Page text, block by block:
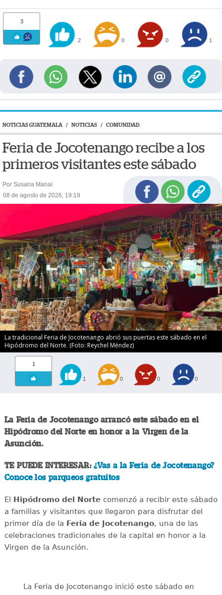
3
2 0 0 1
NOTICIAS GUATEMALA / NOTICIAS / COMUNIDAD
Feria de Jocotenango recibe a los
primeros visitantes este sábado
Por Susana Manai
08 de agosto de 2026, 19:19
La tradicional Feria de Jocotenango abrió sus puertas este sábado en el
Hipódromo del Norte. (Foto: Reychel Méndez)
1
1 0 0 0
La Feria de Jocotenango arrancó este sábado en el
Hipódromo del Norte en honor a la Virgen de la
Asunción.
TE PUEDE INTERESAR:¿Vas a la Feria de Jocotenango?
Conoce los parqueos gratuitos
El Hipódromo del Nortecomenzó a recibir este sábado
a familias y visitantes que llegaron para disfrutar del
primer día de la Feria de Jocotenango, una de las
celebraciones tradicionales de la capital en honor a la
Virgen de la Asunción.
La Feria de Jocotenango inició este sábado en